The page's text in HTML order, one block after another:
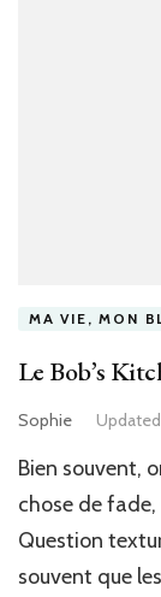
MA VIE, MON
Le Bob’s
Sophie
Bien souvent,
chose de
Question
souvent que